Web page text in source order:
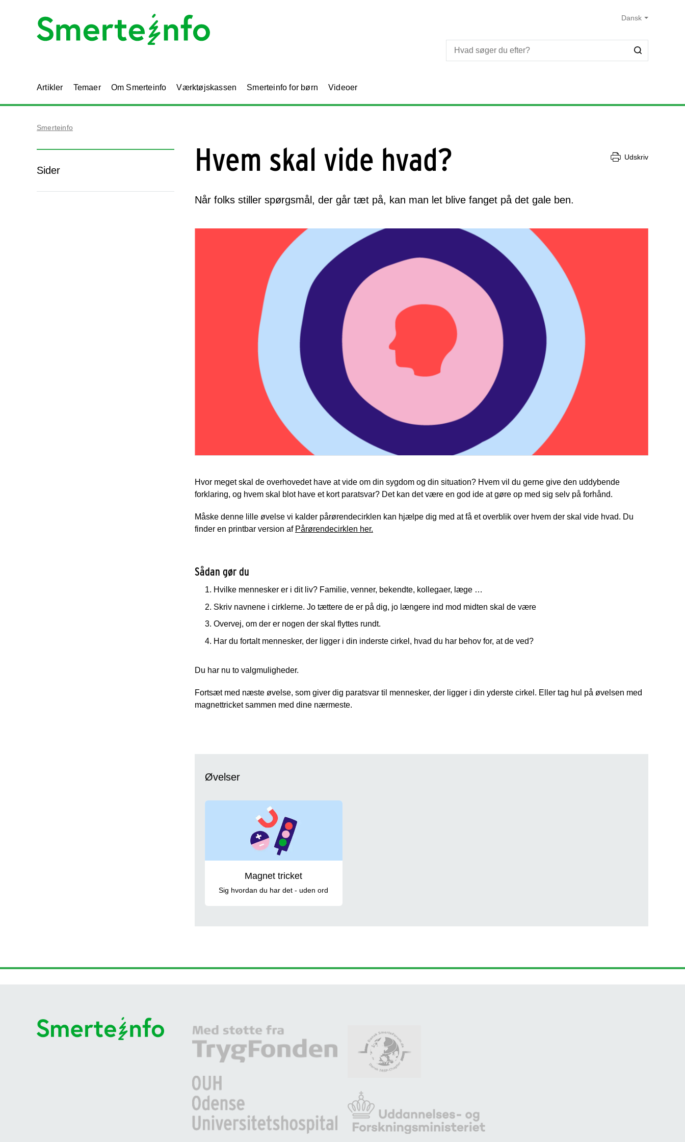
Artikler Temaer Om Smerteinfo Værktøjskassen Smerteinfo for børn Videoer
Smerteinfo
Sider Hvem skal vide hvad? Udskriv
Når folks stiller spørgsmål, der går tæt på, kan man let blive fanget på det gale ben.
Hvor meget skal de overhovedet have at vide om din sygdom og din situation? Hvem vil du gerne give den uddybende
forklaring, og hvem skal blot have et kort paratsvar? Det kan det være en god ide at gøre op med sig selv på forhånd.
Måske denne lille øvelse vi kalder pårørendecirklen kan hjælpe dig med at få et overblik over hvem der skal vide hvad. Du
finder en printbar version af Pårørendecirklen her.
Sådan gør du
Hvilke mennesker er i dit liv? Familie, venner, bekendte, kollegaer, læge …
Skriv navnene i cirklerne. Jo tættere de er på dig, jo længere ind mod midten skal de være
Overvej, om der er nogen der skal flyttes rundt.
Har du fortalt mennesker, der ligger i din inderste cirkel, hvad du har behov for, at de ved?
Du har nu to valgmuligheder.
Fortsæt med næste øvelse, som giver dig paratsvar til mennesker, der ligger i din yderste cirkel. Eller tag hul på øvelsen med
magnettricket sammen med dine nærmeste.
Øvelser
Magnet tricket
Sig hvordan du har det - uden ord